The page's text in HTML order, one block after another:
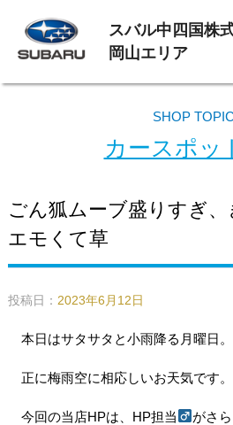
スバル中四国株
岡山エリア
SHOP
カースポッ
ごん狐ムーブ盛りすぎ
エモくて草
投稿日： 2023年6月12日
本日はサタサタと小雨降る月曜日。
正に梅雨空に相応しいお天気です。
今回の当店HPは、HP担当
がさ